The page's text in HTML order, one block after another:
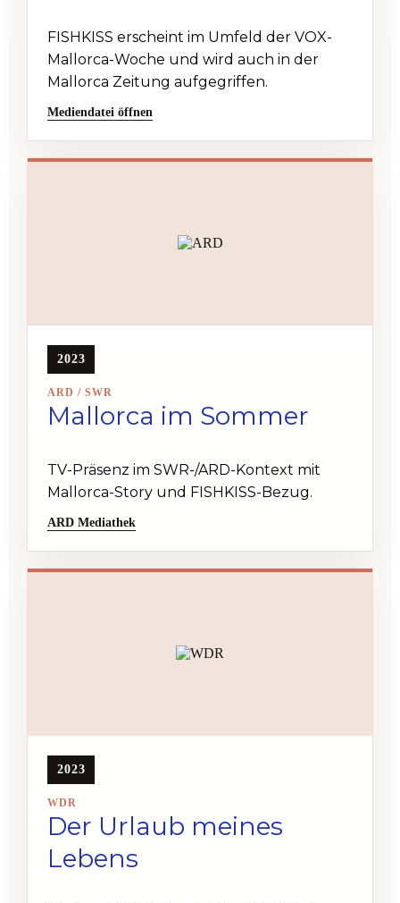
FISHKISS erscheint im Umfeld der VOX-
Mallorca-Woche und wird auch in der
Mallorca Zeitung aufgegriffen.
Mediendatei öffnen
2023
ARD / SWR
Mallorca im Sommer
TV-Präsenz im SWR-/ARD-Kontext mit
Mallorca-Story und FISHKISS-Bezug.
ARD Mediathek
2023
WDR
Der Urlaub meines
Lebens